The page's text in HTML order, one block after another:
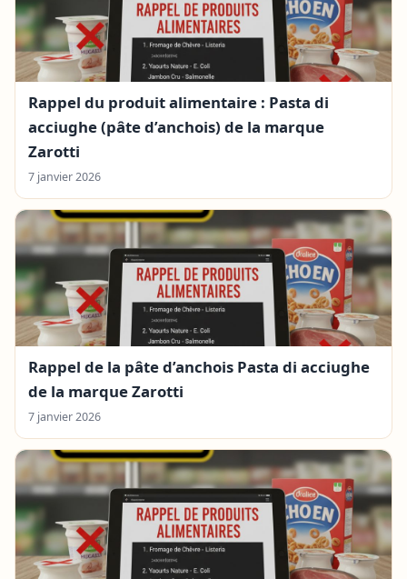
Rappel du produit alimentaire : Pasta di
acciughe (pâte d’anchois) de la marque
Zarotti
7 janvier 2026
Rappel de la pâte d’anchois Pasta di acciughe
de la marque Zarotti
7 janvier 2026